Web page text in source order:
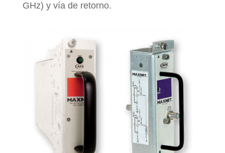
GHz) y vía de retorno.